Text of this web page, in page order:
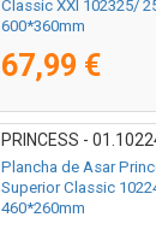
Classic XXl 102325/
600*360mm
67,99 €
PRINCESS -
Plancha de Asar
Superior Classic
460*260mm